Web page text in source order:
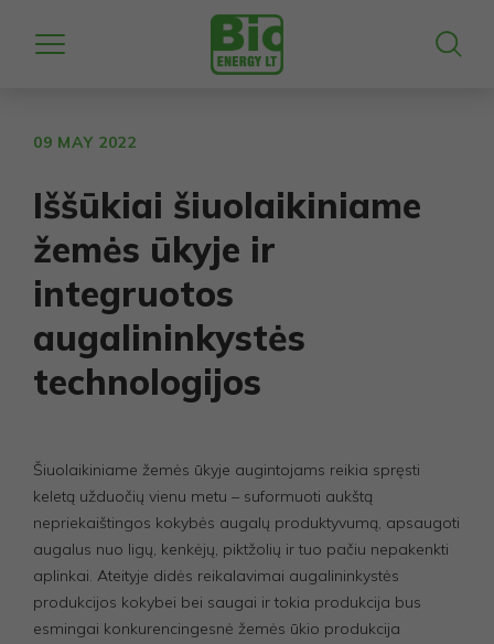
09 MAY 2022
Iššūkiai šiuolaikiniame
žemės ūkyje ir
integruotos
augalininkystės
technologijos
Šiuolaikiniame žemės ūkyje augintojams reikia spręsti
keletą užduočių vienu metu – suformuoti aukštą
nepriekaištingos kokybės augalų produktyvumą, apsaugoti
augalus nuo ligų, kenkėjų, piktžolių ir tuo pačiu nepakenkti
aplinkai. Ateityje didės reikalavimai augalininkystės
produkcijos kokybei bei saugai ir tokia produkcija bus
esmingai konkurencingesnė žemės ūkio produkcija